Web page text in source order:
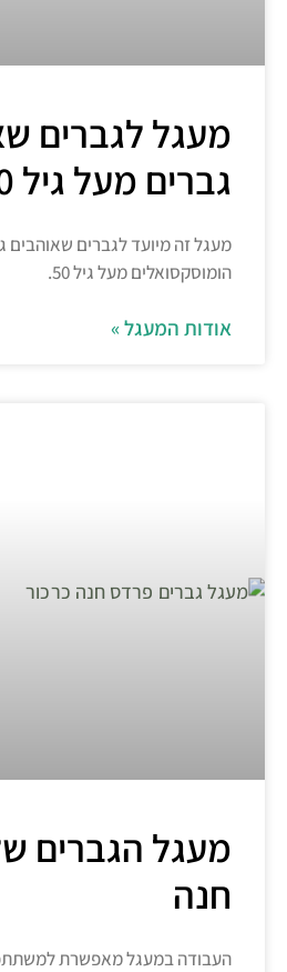
מעגל לגברים
גברים מעל גיל 50
מעגל זה מיועד לגברים שאוהבים
הומוסקסואלים מעל גיל 50.
אודות המעגל »
מעגל הגברים
חנה
העבודה במעגל מאפשרת